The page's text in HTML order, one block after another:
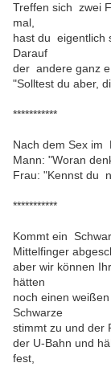
Treffen sich zwei
mal,
hast du eigentlich
Darauf
der andere ganz
"Solltest du aber,
***********
Nach dem Sex im
Mann: "Woran
Frau: "Kennst du
***********
Kommt ein
Mittelfinger
aber wir können
hätten
noch einen
Schwarze
stimmt zu und der
der U-Bahn und
fest,